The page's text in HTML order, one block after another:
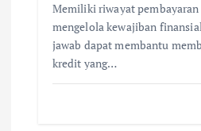
Memiliki riwayat pembayaran
mengelola kewajiban
jawab dapat membantu
kredit yang…